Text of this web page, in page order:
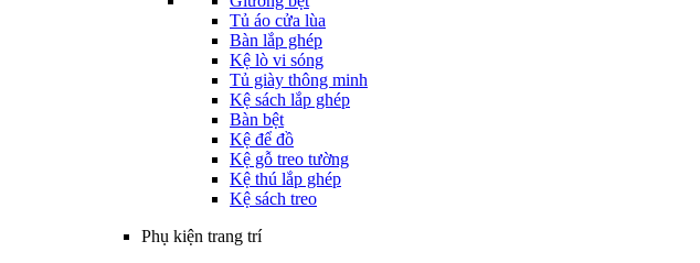
Tủ áo cửa lùa
Bàn lắp ghép
Kệ lò vi sóng
Tủ giày thông minh
Kệ sách lắp ghép
Bàn bệt
Kệ để đồ
Kệ gỗ treo tường
Kệ thú lắp ghép
Kệ sách treo
Phụ kiện trang trí